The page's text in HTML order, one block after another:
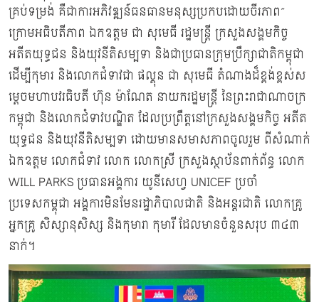
គ្រប់ទម្រង់ គឺជាការអភិវឌ្ឍន៍ធនធានមនុស្សប្រកបដោយចីរភាព”
ក្រោមអធិបតីភាព ឯកឧត្តម ជា សុមេធី រដ្ឋមន្រ្តី ក្រសួងសង្គមកិច្ច
អតីតយុទ្ធជន និងយុវនីតិសម្បទា និងជាប្រធានក្រុមប្រឹក្សាជាតិកម្ពុជា
ដើម្បីកុមារ និងលោកជំទាវជា ផល្គុន ជា សុមេធី តំណាងដ៏ខ្ពង់ខ្ពស់ស
ម្តេចមហាបវរធិបតី ហ៊ុន ម៉ាណែត នាយករដ្ឋមន្រ្តី នៃព្រះរាជាណាចក្រ
កម្ពុជា និងលោកជំទាវបណ្ឌិត ដែលប្រព្រឹត្តនៅក្រសួងសង្គមកិច្ច អតីត
យុទ្ធជន និងយុវនីតិសម្បទា ដោយមានសមាសភាពចូលរួម ពីសំណាក់
ឯកឧត្តម លោកជំទាវ លោក លោកស្រី ក្រសួងស្ថាប័នពាក់ព័ន្ធ លោក
WILL PARKS ប្រធានអង្គការ យូនីសេហ្វ UNICEF ប្រចាំ
ប្រទេសកម្ពុជា អង្គការមិនមែនរដ្ឋាភិបាលជាតិ និងអន្តរជាតិ លោកគ្រូ
អ្នកគ្រូ សិស្សានុសិស្ស និងកុមារា កុមារី ដែលមានចំនួនសរុប ៣៤៣
នាក់។